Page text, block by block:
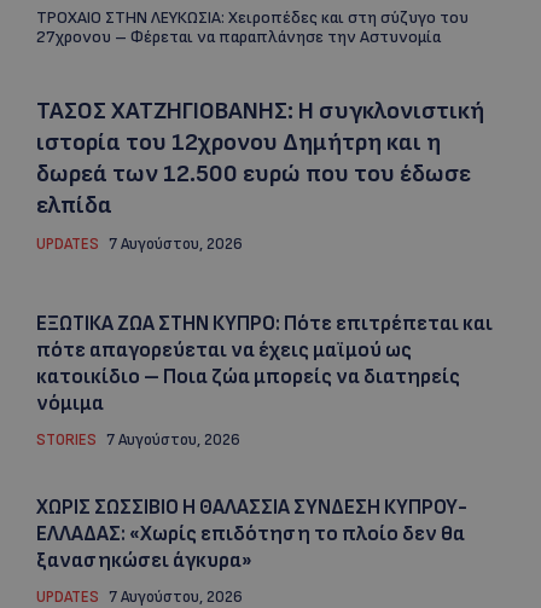
ΤΡΟΧΑΙΟ ΣΤΗΝ ΛΕΥΚΩΣΙΑ: Χειροπέδες και στη σύζυγο του
27χρονου – Φέρεται να παραπλάνησε την Αστυνομία
ΤΑΣΟΣ ΧΑΤΖΗΓΙΟΒΑΝΗΣ: Η συγκλονιστική
ιστορία του 12χρονου Δημήτρη και η
δωρεά των 12.500 ευρώ που του έδωσε
ελπίδα
UPDATES 7 Αυγούστου, 2026
ΕΞΩΤΙΚΑ ΖΩΑ ΣΤΗΝ ΚΥΠΡΟ: Πότε επιτρέπεται και
πότε απαγορεύεται να έχεις μαϊμού ως
κατοικίδιο – Ποια ζώα μπορείς να διατηρείς
νόμιμα
STORIES 7 Αυγούστου, 2026
ΧΩΡΙΣ ΣΩΣΣΙΒΙΟ Η ΘΑΛΑΣΣΙΑ ΣΥΝΔΕΣΗ ΚΥΠΡΟΥ-
ΕΛΛΑΔΑΣ: «Χωρίς επιδότηση το πλοίο δεν θα
ξανασηκώσει άγκυρα»
UPDATES 7 Αυγούστου, 2026